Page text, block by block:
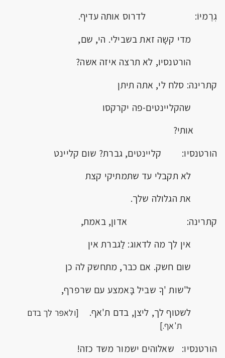
גְרֶמיוֹ: לדרוס אותה עדיף.
מדי קשָה זאת בשבילי. הי, שם,
הורטנסיו, לא תרצה איזה אשה?
קתרינה: סלח לי, אתה תיתן
שהקליינטים-פה יקרקסו
אותי?
הורטנסיו: קליינטים, גברת? שום קליינט
לא תקבלי עד שתמתיקי קצת
את הגלולה שלך.
קתרינה: אדון, באמת,
אין לך מה לדאוג: לַגברת אין
שום חשק. אם כבר, מתחשק לה כן
ל'שות 'ךָ שביל בָּאמצע עם שרפרף,
לשטוף לך, ליצן, בדם ת'אף.
[ולאפּר לך בדם
ת'אף.]
הורטנסיו: שאלוהים ישמור משד כזה!